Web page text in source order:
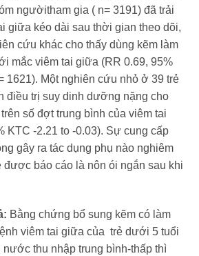
ngườitham gia ( n= 3191) đã trải
giữa kéo dài sau thời gian theo dõi,
cứu khác cho thấy dùng kẽm làm
mắc viêm tai giữa (RR 0.69, 95%
1621). Một nghiên cứu nhỏ ở 39 trẻ
điều trị suy dinh dưỡng nặng cho
số đợt trung bình của viêm tai
KTC -2.21 to -0.03). Sự cung cấp
gây ra tác dụng phụ nào nghiêm
được báo cáo là nôn ói ngắn sau khi
Bằng chứng bổ sung kẽm có làm
viêm tai giữa của trẻ dưới 5 tuổi
thu nhập trung bình-thấp thì